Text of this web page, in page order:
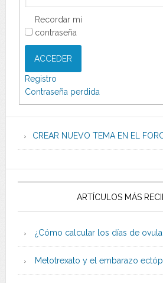
Recordar mi
contraseña
ACCEDER
Registro
Contraseña perdida
CREAR NUEVO TEMA EN EL
ARTÍCULOS MÁS
¿Cómo calcular los días de
Metotrexato y el embarazo